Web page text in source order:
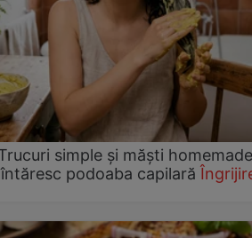
simple și măști homemade
podoaba capilară